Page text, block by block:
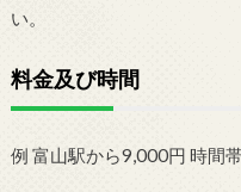
い。
料金及び時間
例 富山駅から9,000円 時間